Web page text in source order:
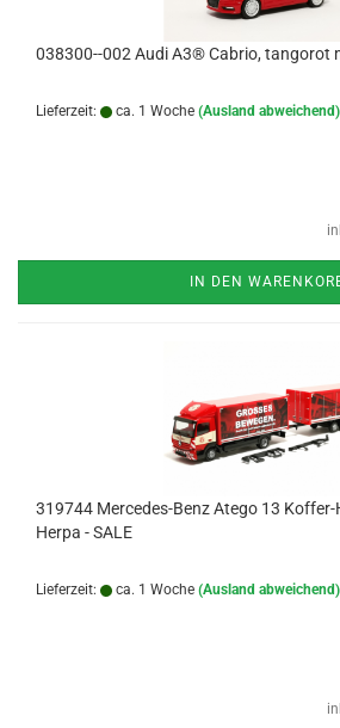
038300--002 Audi A3® Cabrio, tangorot
Lieferzeit: ca. 1 Woche (Ausland abweichend)
IN DEN
319744 Mercedes-Benz Atego 13
Herpa - SALE
Lieferzeit: ca. 1 Woche (Ausland abweichend)